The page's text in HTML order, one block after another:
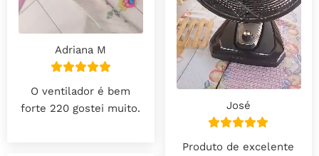
Adriana M
O ventilador é bem
forte 220 gostei muito.
José
Produto de excelente